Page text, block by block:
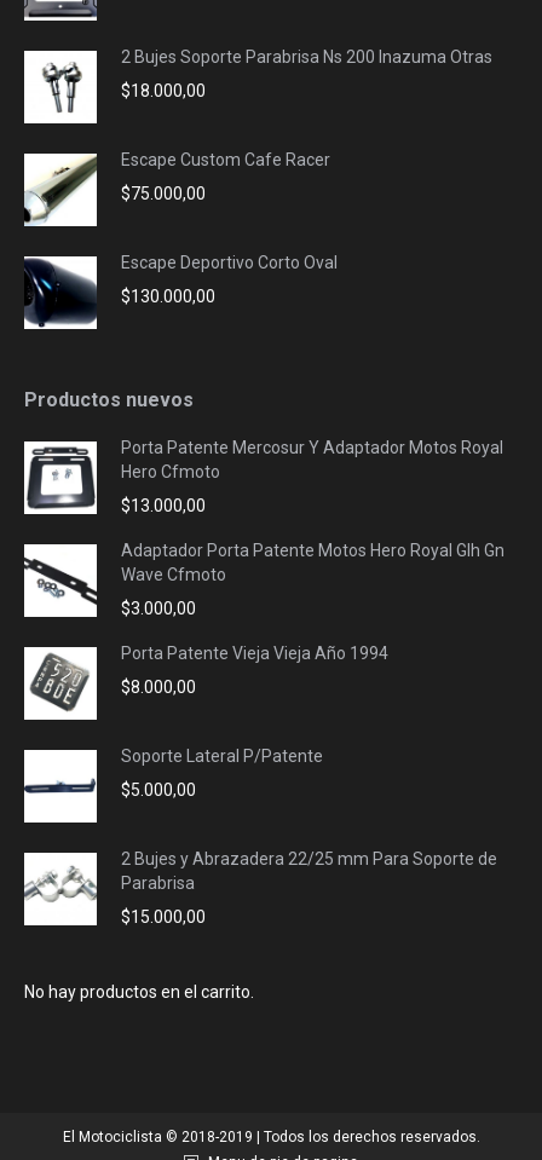
2 Bujes Soporte Parabrisa Ns 200 Inazuma Otras
$18.000,00
Escape Custom Cafe Racer
$75.000,00
Escape Deportivo Corto Oval
$130.000,00
Productos nuevos
Porta Patente Mercosur Y Adaptador Motos Royal
Hero Cfmoto
$13.000,00
Adaptador Porta Patente Motos Hero Royal Glh Gn
Wave Cfmoto
$3.000,00
Porta Patente Vieja Vieja Año 1994
$8.000,00
Soporte Lateral P/Patente
$5.000,00
2 Bujes y Abrazadera 22/25 mm Para Soporte de
Parabrisa
$15.000,00
No hay productos en el carrito.
El Motociclista © 2018-2019 | Todos los derechos reservados.